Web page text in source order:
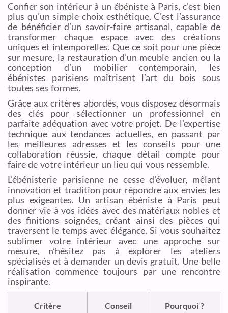
Confier son intérieur à un ébéniste à Paris, c’est bien
plus qu’un simple choix esthétique. C’est l’assurance
de bénéficier d’un savoir-faire artisanal, capable de
transformer chaque espace avec des créations
uniques et intemporelles. Que ce soit pour une pièce
sur mesure, la restauration d’un meuble ancien ou la
conception d’un mobilier contemporain, les
ébénistes parisiens maîtrisent l’art du bois sous
toutes ses formes.
Grâce aux critères abordés, vous disposez désormais
des clés pour sélectionner un professionnel en
parfaite adéquation avec votre projet. De l’expertise
technique aux tendances actuelles, en passant par
les meilleures adresses et les conseils pour une
collaboration réussie, chaque détail compte pour
faire de votre intérieur un lieu qui vous ressemble.
L’ébénisterie parisienne ne cesse d’évoluer, mêlant
innovation et tradition pour répondre aux envies les
plus exigeantes. Un artisan ébéniste à Paris peut
donner vie à vos idées avec des matériaux nobles et
des finitions soignées, créant ainsi des pièces qui
traversent le temps avec élégance. Si vous souhaitez
sublimer votre intérieur avec une approche sur
mesure, n’hésitez pas à explorer les ateliers
spécialisés et à demander un devis gratuit. Une belle
réalisation commence toujours par une rencontre
inspirante.
Critère Conseil Pourquoi ?